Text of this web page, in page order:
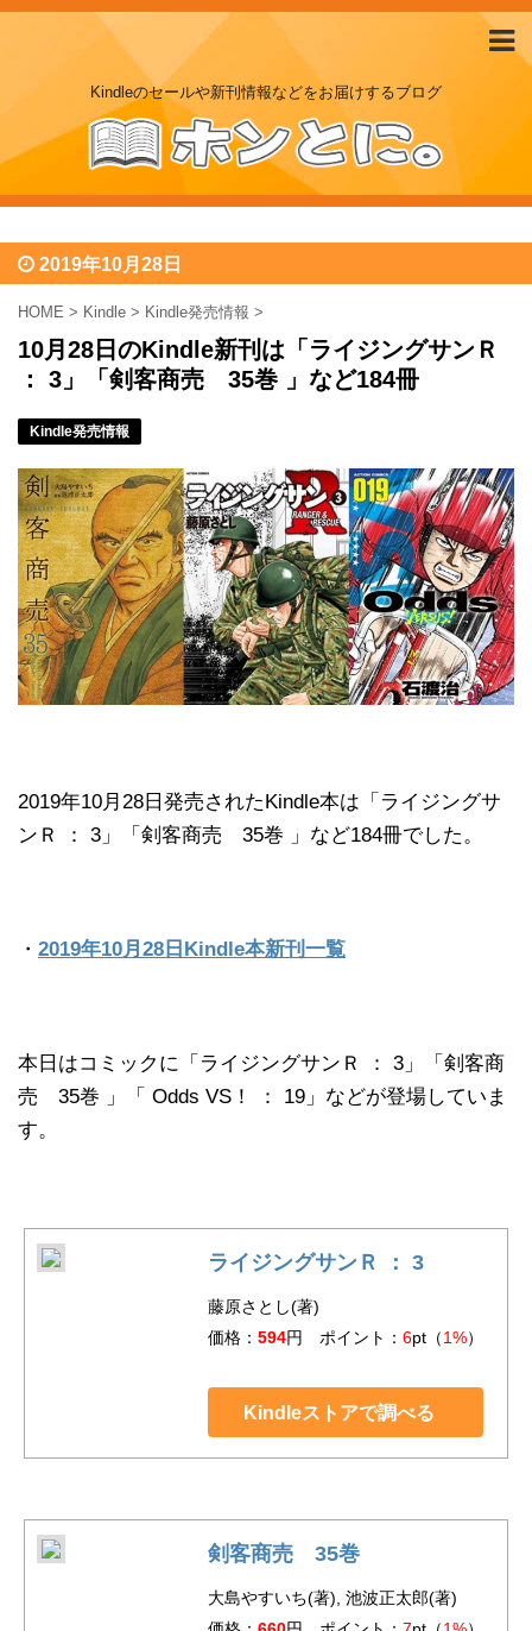
Kindleのセールや新刊情報などをお届けするブログ
2019年10月28日
HOME > Kindle > Kindle発売情報 >
10月28日のKindle新刊は「ライジングサンＲ
： 3」「剣客商売 35巻 」など184冊
Kindle発売情報
2019年10月28日発売されたKindle本は「ライジングサ
ンＲ ： 3」「剣客商売 35巻 」など184冊でした。
・ 2019年10月28日Kindle本新刊一覧
本日はコミックに「ライジングサンＲ ： 3」「剣客商
売 35巻 」「 Odds VS！ ： 19」などが登場していま
す。
ライジングサンＲ ： 3
藤原さとし(著)
価格： 594円 ポイント： 6pt（1%）
Kindleストアで調べる
剣客商売 35巻
大島やすいち(著), 池波正太郎(著)